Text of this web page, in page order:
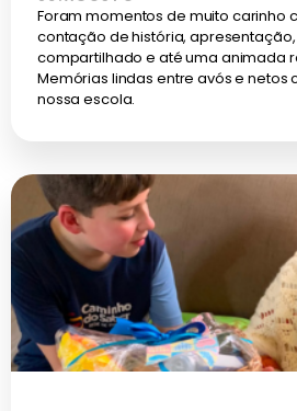
Foram momentos de muito carinho
contação de história,
compartilhado e até uma animada
Memórias lindas entre avós e netos
nossa escola.